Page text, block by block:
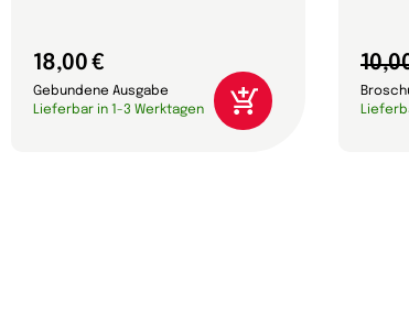
18,00 €
Gebundene Ausgabe
Lieferbar in 1-3 Werktagen